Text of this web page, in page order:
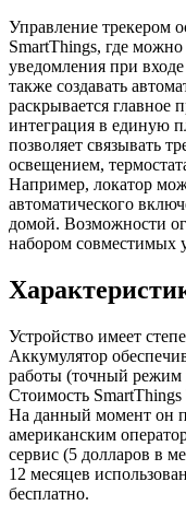
Управление трекером
SmartThings, где можно
уведомления при
также создавать
раскрывается главное
интеграция в единую
позволяет связывать
освещением,
Например, локатор
автоматического
домой. Возможности
набором совместимых
Устройство имеет
Аккумулятор
работы (точный режим
Стоимость SmartThings
На данный момент он
американским
сервис (5 долларов в
12 месяцев
бесплатно.